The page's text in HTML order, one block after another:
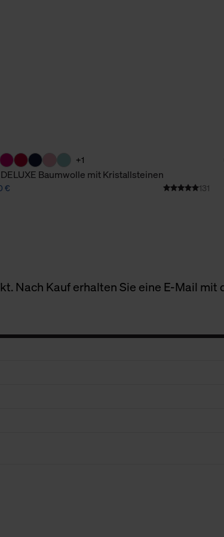
+1
Baumwolle mit Kristallsteinen
€ 131
Nach Kauf erhalten Sie eine E-Mail